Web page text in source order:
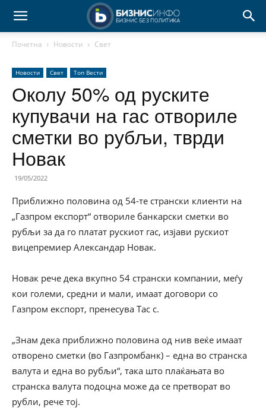
Почетна Новости Свет
Новости Свет Топ Вести
Околу 50% од руските
купувачи на гас отвориле
сметки во рубљи, тврди
Новак
19/05/2022
Приближно половина од 54-те странски клиенти на
„Газпром експорт“ отвориле банкарски сметки во
рубљи за да го платат рускиот гас, изјави рускиот
вицепремиер Александар Новак.
Новак рече дека вкупно 54 странски компании, меѓу
кои големи, средни и мали, имаат договори со
Газпром експорт, пренесува Тас с.
„Знам дека приближно половина од нив веќе имаат
отворено сметки (во Газпромбанк) – една во странска
валута и една во рубљи“, така што плаќањата во
странска валута подоцна може да се претворат во
рубли, рече тој.